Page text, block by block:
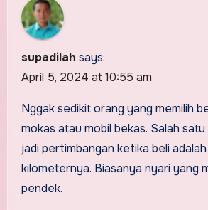
supadilah says:
April 5, 2024 at 10:55 am
Nggak sedikit orang yang memilih
mokas atau mobil bekas. Salah satu
jadi pertimbangan ketika beli
kilometernya. Biasanya nyari yang
pendek.